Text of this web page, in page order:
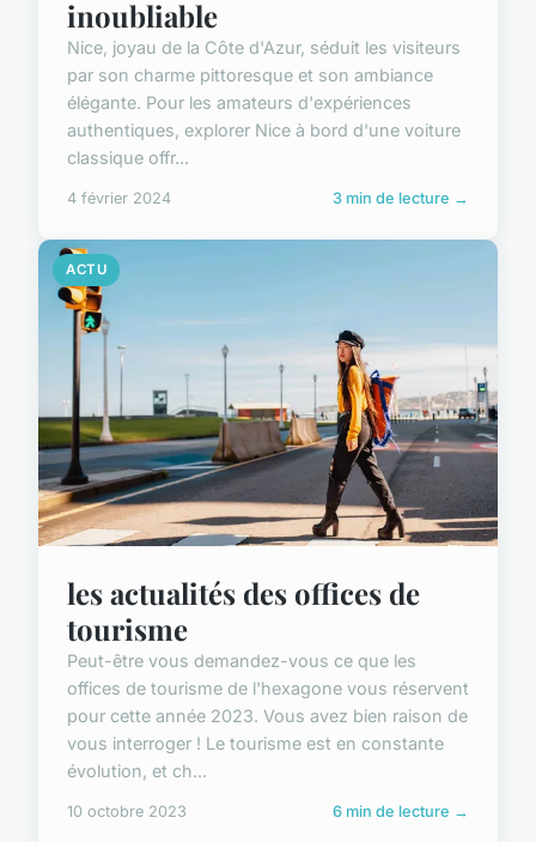
inoubliable
Nice, joyau de la Côte d'Azur, séduit les visiteurs
par son charme pittoresque et son ambiance
élégante. Pour les amateurs d'expériences
authentiques, explorer Nice à bord d'une voiture
classique offr...
4 février 2024 3 min de lecture →
ACTU
les actualités des offices de
tourisme
Peut-être vous demandez-vous ce que les
offices de tourisme de l'hexagone vous réservent
pour cette année 2023. Vous avez bien raison de
vous interroger ! Le tourisme est en constante
évolution, et ch...
10 octobre 2023 6 min de lecture →